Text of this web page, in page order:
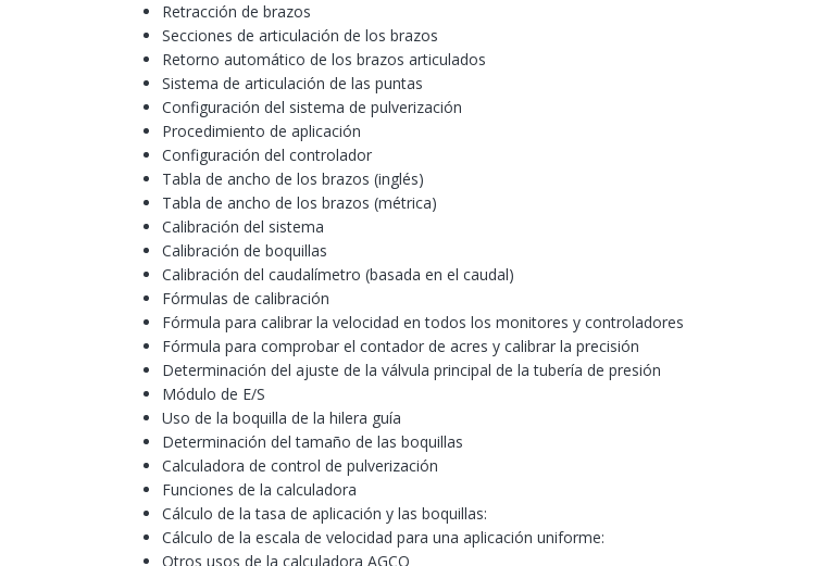
Retracción de brazos
Secciones de articulación de los brazos
Retorno automático de los brazos articulados
Sistema de articulación de las puntas
Configuración del sistema de pulverización
Procedimiento de aplicación
Configuración del controlador
Tabla de ancho de los brazos (inglés)
Tabla de ancho de los brazos (métrica)
Calibración del sistema
Calibración de boquillas
Calibración del caudalímetro (basada en el caudal)
Fórmulas de calibración
Fórmula para calibrar la velocidad en todos los monitores y controladores
Fórmula para comprobar el contador de acres y calibrar la precisión
Determinación del ajuste de la válvula principal de la tubería de presión
Módulo de E/S
Uso de la boquilla de la hilera guía
Determinación del tamaño de las boquillas
Calculadora de control de pulverización
Funciones de la calculadora
Cálculo de la tasa de aplicación y las boquillas:
Cálculo de la escala de velocidad para una aplicación uniforme:
Otros usos de la calculadora AGCO